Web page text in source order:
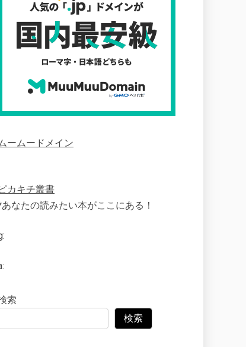
ームードメイン
ピカキチ叢書
なたの読みたい本がここにある！
索
検索